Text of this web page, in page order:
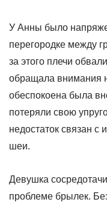
У Анны было
перегородке между
за этого плечи
обращала внимания
обеспокоена была
потеряли свою
недостаток связан с
шеи.
Девушка
проблеме брылек.